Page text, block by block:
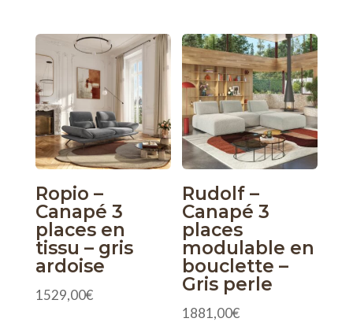
était :
1529,00€.
est :
Ropio –
Canapé 3
places en
tissu – gris
ardoise
1529,00€
Rudolf –
Canapé 3
places
modulable en
bouclette –
Gris perle
1881,00€